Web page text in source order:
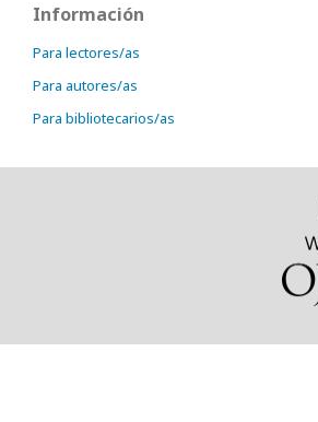
Información
Para lectores/as
Para autores/as
Para bibliotecarios/as